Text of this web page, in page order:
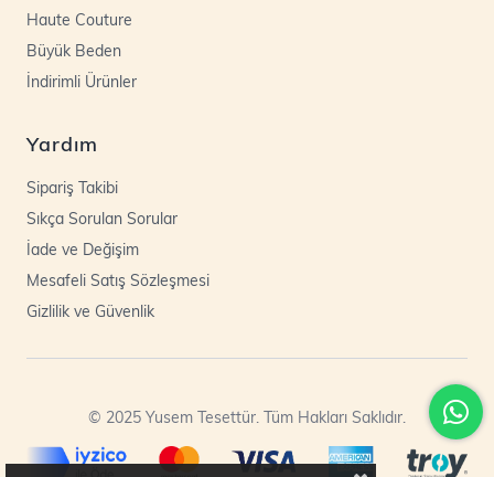
Haute Couture
Büyük Beden
İndirimli Ürünler
Yardım
Sipariş Takibi
Sıkça Sorulan Sorular
İade ve Değişim
Mesafeli Satış Sözleşmesi
Gizlilik ve Güvenlik
© 2025 Yusem Tesettür. Tüm Hakları Saklıdır.